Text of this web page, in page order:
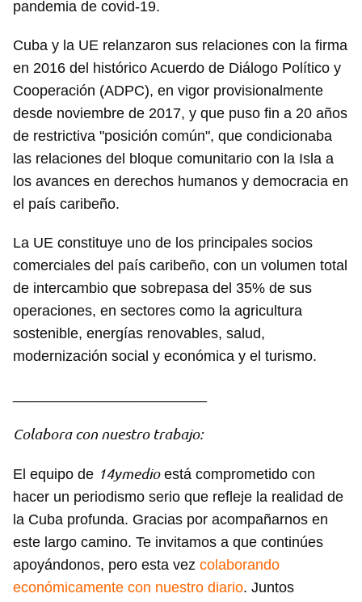
Guardar como favorito
pandemia de covid-19.
Cuba y la UE relanzaron sus relaciones con la firma
en 2016 del histórico Acuerdo de Diálogo Político y
Cooperación (ADPC), en vigor provisionalmente
desde noviembre de 2017, y que puso fin a 20 años
de restrictiva "posición común", que condicionaba
las relaciones del bloque comunitario con la Isla a
los avances en derechos humanos y democracia en
el país caribeño.
La UE constituye uno de los principales socios
comerciales del país caribeño, con un volumen total
de intercambio que sobrepasa del 35% de sus
operaciones, en sectores como la agricultura
sostenible, energías renovables, salud,
modernización social y económica y el turismo.
Colabora con nuestro trabajo:
El equipo de 14ymedioestá comprometido con
hacer un periodismo serio que refleje la realidad de
la Cuba profunda. Gracias por acompañarnos en
este largo camino. Te invitamos a que continúes
apoyándonos, pero esta vez colaborando
económicamente con nuestro diario. Juntos